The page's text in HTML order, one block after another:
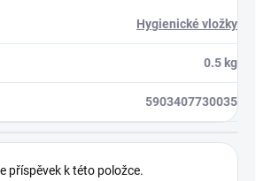
Hygienické vložky
0.5 kg
5903407730035
příspěvek k této položce.